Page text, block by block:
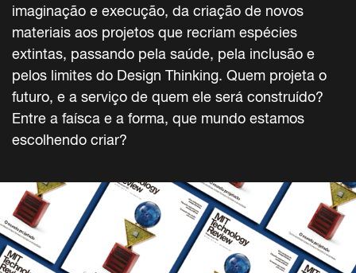
imaginação e execução, da criação de novos
materiais aos projetos que recriam espécies
extintas, passando pela saúde, pela inclusão e
pelos limites do Design Thinking. Quem projeta o
futuro, e a serviço de quem ele será construído?
Entre a faísca e a forma, que mundo estamos
escolhendo criar?